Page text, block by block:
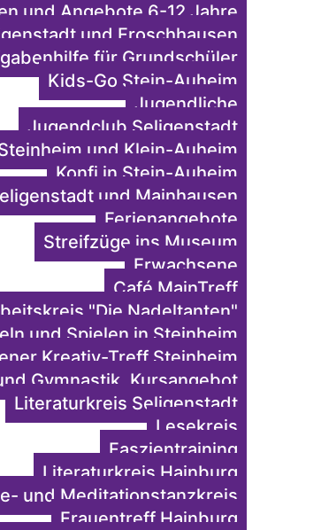
und Angebote 6-12 Jahre
und Froschhausen
für Grundschüler
Kids-Go Stein-Auheim
Jugendliche
Jugendclub Seligenstadt
und Klein-Auheim
Konfi in Stein-Auheim
und Mainhausen
Ferienangebote
Streifzüge ins Museum
Erwachsene
Café MainTreff
"Die Nadeltanten"
und Spielen in Steinheim
Kreativ-Treff Steinheim
Gymnastik, Kursangebot
Literaturkreis Seligenstadt
Lesekreis
Faszientraining
Literaturkreis Hainburg
und Meditationstanzkreis
Frauentreff Hainburg